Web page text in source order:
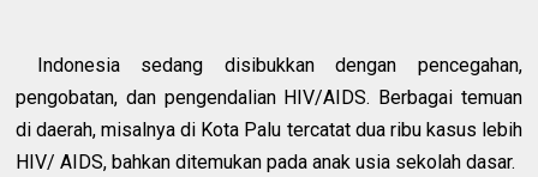
Indonesia sedang disibukkan dengan pencegahan,
pengobatan, dan pengendalian HIV/AIDS. Berbagai temuan
di daerah, misalnya di Kota Palu tercatat dua ribu kasus lebih
HIV/ AIDS, bahkan ditemukan pada anak usia sekolah dasar.